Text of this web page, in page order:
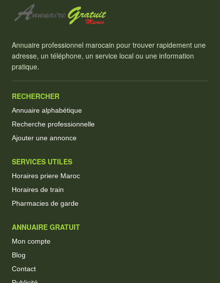
Annuaire professionnel marocain pour trouver rapidement une
adresse, un téléphone, un service local ou une information
pratique.
RECHERCHER
Annuaire alphabétique
Recherche professionnelle
Ajouter une annonce
SERVICES UTILES
Horaires priere Maroc
Horaires de train
Pharmacies de garde
ANNUAIRE GRATUIT
Mon compte
Blog
Contact